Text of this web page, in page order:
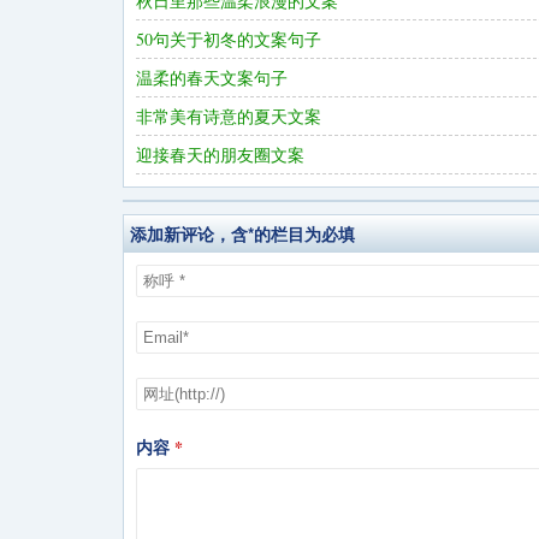
50句关于初冬的文案句子
温柔的春天文案句子
非常美有诗意的夏天文案
迎接春天的朋友圈文案
添加新评论，含*的栏目为必填
内容